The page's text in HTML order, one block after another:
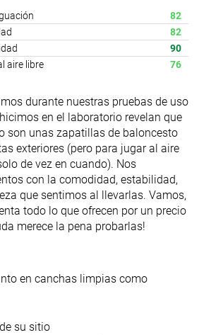
82
82
90
aire libre
76
durante nuestras pruebas de uso
en el laboratorio revelan que
son unas zapatillas de baloncesto
exteriores (pero para jugar al aire
de vez en cuando). Nos
con la comodidad, estabilidad,
que sentimos al llevarlas. Vamos,
todo lo que ofrecen por un precio
merece la pena probarlas!
en canchas limpias como
su sitio